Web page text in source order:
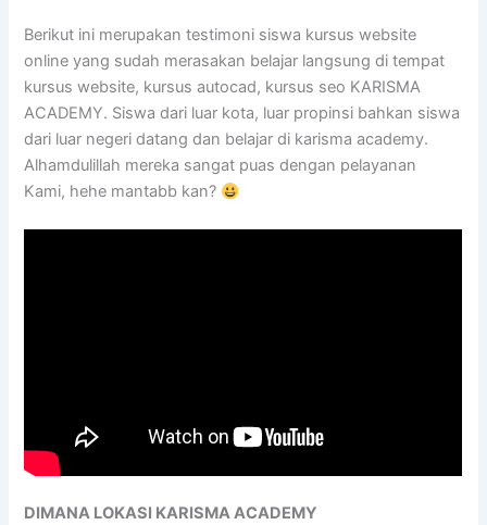
Berikut ini merupakan testimoni siswa kursus website
online yang sudah merasakan belajar langsung di tempat
kursus website, kursus autocad, kursus seo KARISMA
ACADEMY. Siswa dari luar kota, luar propinsi bahkan siswa
dari luar negeri datang dan belajar di karisma academy.
Alhamdulillah mereka sangat puas dengan pelayanan
Kami, hehe mantabb kan?
DIMANA LOKASI KARISMA ACADEMY